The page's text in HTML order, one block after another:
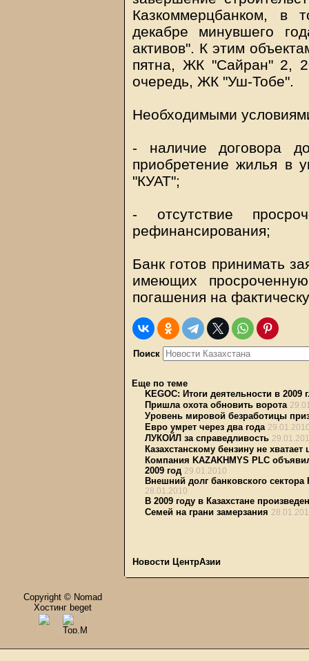
Казкоммерцбанком, в
декабре минувшего
активов". К этим
пятна, ЖК "Сайран" 2,
очередь, ЖК "Уш-Тобе".
Необходимыми
- наличие договора
приобретение жилья в
"КУАТ";
- отсутствие
рефинансирования;
Банк готов принимать
имеющих
погашения на
Поиск
Еще по теме
KEGOC: Итоги деятельности в 2009
Пришла охота обновить ворота
Уровень мировой безработицы
Евро умрет через два года
ЛУКОЙЛ за справедливость
Казахстанскому бензину не хватает
Компания KAZAKHMYS PLC
2009 год 29.01.2010
Внешний долг банковского
28.01.2010
В 2009 году в Казахстане
Семей на грани замерзания
Новости ЦентрАзии
Copyright © Nomad
Хостинг beget